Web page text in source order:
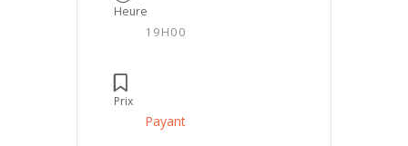
Heure
19H00
Prix
Payant